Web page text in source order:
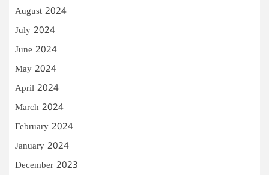
August 2024
July 2024
June 2024
May 2024
April 2024
March 2024
February 2024
January 2024
December 2023